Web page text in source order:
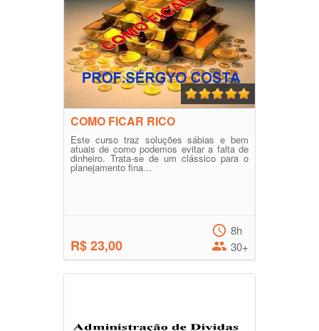
COMO FICAR RICO
Este curso traz soluções sábias e bem
atuais de como podemos evitar a falta de
dinheiro. Trata-se de um clássico para o
planejamento fina...
R$ 23,00
8h
30+